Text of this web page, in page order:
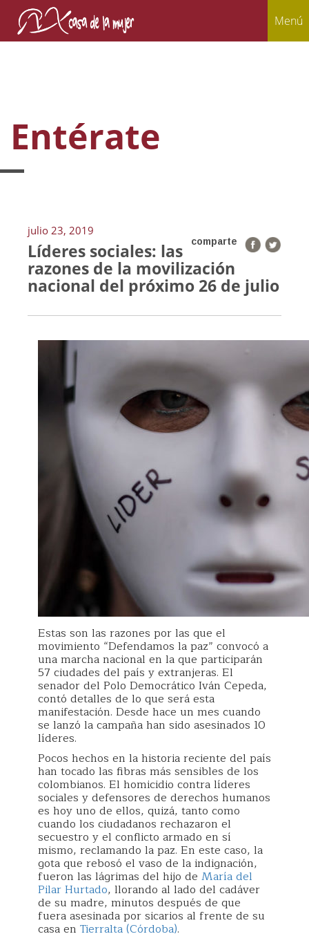
Menú
Entérate
julio 23, 2019
comparte
Líderes sociales: las
razones de la movilización
nacional del próximo 26 de julio
Estas son las razones por las que el
movimiento “Defendamos la paz” convocó a
una marcha nacional en la que participarán
57 ciudades del país y extranjeras. El
senador del Polo Democrático Iván Cepeda,
contó detalles de lo que será esta
manifestación. Desde hace un mes cuando
se lanzó la campaña han sido asesinados 10
líderes.
Pocos hechos en la historia reciente del país
han tocado las fibras más sensibles de los
colombianos. El homicidio contra líderes
sociales y defensores de derechos humanos
es hoy uno de ellos, quizá, tanto como
cuando los ciudadanos rechazaron el
secuestro y el conflicto armado en sí
mismo, reclamando la paz. En este caso, la
gota que rebosó el vaso de la indignación,
fueron las lágrimas del hijo de María del
Pilar Hurtado, llorando al lado del cadáver
de su madre, minutos después de que
fuera asesinada por sicarios al frente de su
casa en Tierralta (Córdoba).